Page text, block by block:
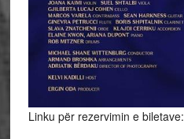
Linku për rezervimin e biletave: